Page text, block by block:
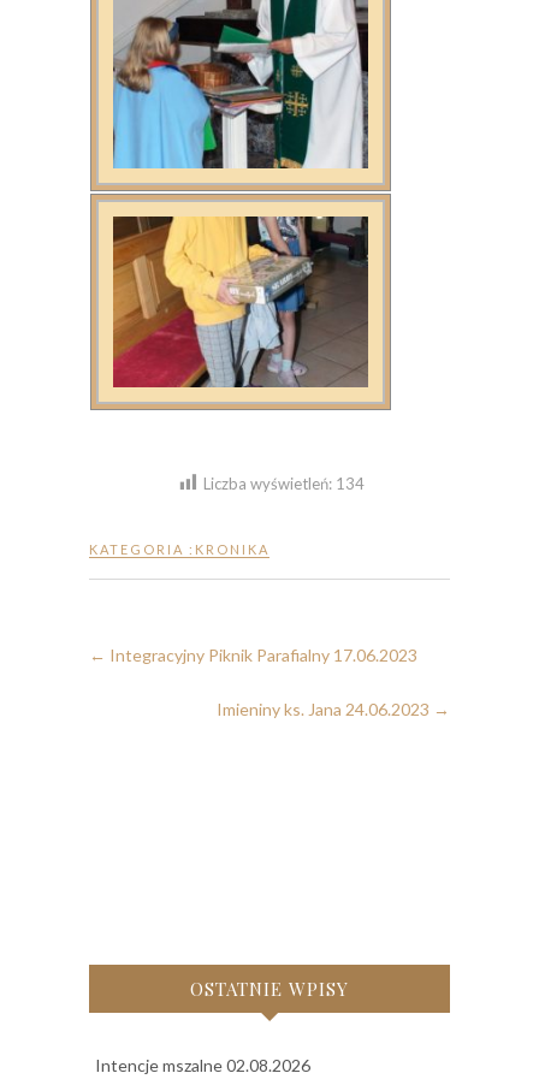
Liczba wyświetleń: 134
KATEGORIA : KRONIKA
← Integracyjny Piknik Parafialny 17.06.2023
Imieniny ks. Jana 24.06.2023 →
OSTATNIE WPISY
Intencje mszalne 02.08.2026